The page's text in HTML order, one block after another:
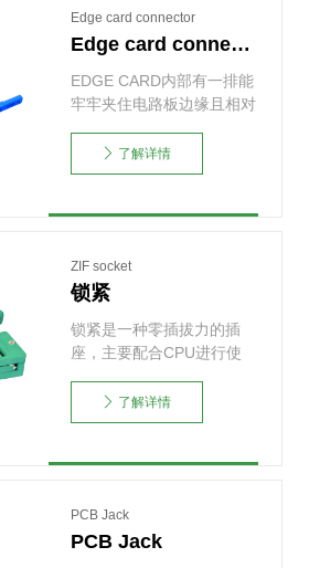
Edge card connector
Edge card connector
EDGE CARD内部有一排能
牢牢夹住电路板边缘且相对
了解详情
ZIF socket
锁紧
锁紧是一种零插拔力的插
座，主要配合CPU进行使
了解详情
PCB Jack
PCB Jack